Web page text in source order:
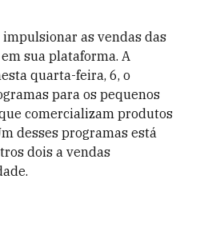
as vendas das
em sua plataforma. A
quarta-feira, 6, o
para os pequenos
comercializam produtos
desses programas está
dois a vendas